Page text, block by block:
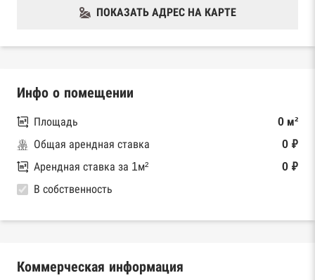
ПОКАЗАТЬ АДРЕС НА КАРТЕ
Инфо о помещении
Площадь
0 м²
Общая арендная ставка
0 ₽
Арендная ставка за 1м²
0 ₽
В собственность
Коммерческая информация